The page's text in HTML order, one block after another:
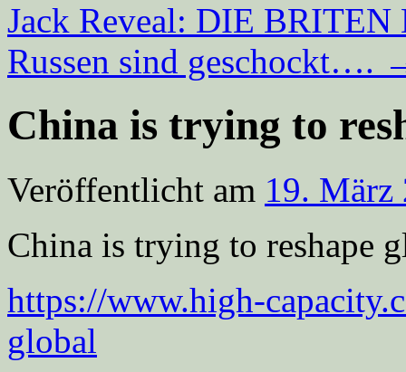
Jack Reveal: DIE
Russen sind geschockt….
China is trying to
Veröffentlicht am 19. März
China is trying to reshape
https://www.high-
global